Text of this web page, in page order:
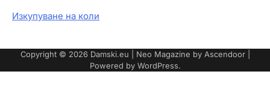
Изкупуване на коли
Copyright © 2026 Damski.eu | Neo Magazine by Ascendoor|
Powered by WordPress.